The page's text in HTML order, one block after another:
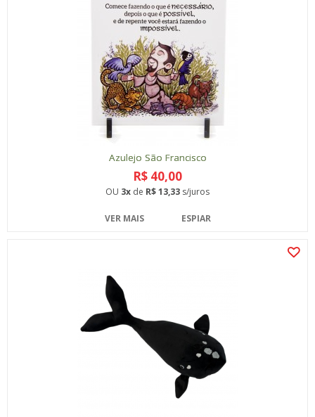
Azulejo São Francisco
R$ 40,00
OU 3x de R$ 13,33 s/juros
VER MAIS ESPIAR